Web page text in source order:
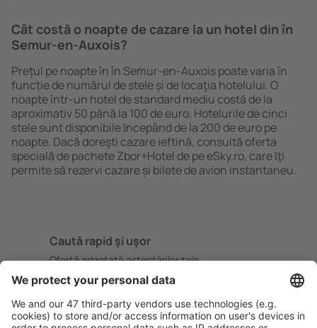
Cât costă o noapte de cazare la un hotel din în
Semur-en-Auxois?
Prețul pe noapte în în Semur-en-Auxois poate varia în
funcție de numărul de stele și de locaţia hotelului. O
noapte într-un hotel de standard mediu costă de la
aproximativ 50 până la 100 de euro. Hotelurile de cinci
stele sunt disponibile ȋncepând de la 200 de euro pe
noapte. Dacă doreşti cazare ieftină, consultă oferta
specială de pachete Zbor+Hotel de pe eSky.ro, care ȋţi
permite să rezervi cazare și bilete de avion instantaneu.
Caută rapid şi uşor
Ofertă adaptată aşteptărilor tale.
Planifică ȋn siguranţă
Rezervare fără griji cu opțiune gratuită de anulare.